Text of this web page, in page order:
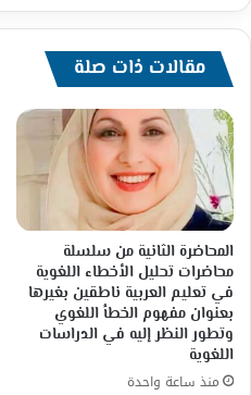
عنوان,,حرموني
الزعتر,,
مقالات ذات صلة
المحاضرة الثانية من سلسلة
محاضرات تحليل الأخطاء اللغوية
في تعليم العربية ناطقين بغيرها
بعنوان مفهوم الخطأ اللغوي
وتطور النظر إليه في الدراسات
اللغوية
منذ ساعة واحدة